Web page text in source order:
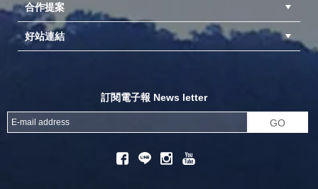
合作提案
異業合作
專案採購
成為供應商
好站連結
訂閱電子報 News letter
GO